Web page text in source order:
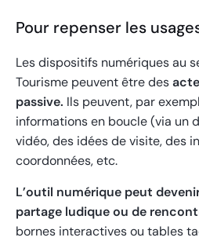
Pour repenser les
Les dispositifs numériques au
Tourisme peuvent être des
passive. Ils peuvent, par
informations en boucle (via un
vidéo, des idées de visite, des
coordonnées, etc.
L’outil numérique peut
partage ludique ou de
bornes interactives ou tables